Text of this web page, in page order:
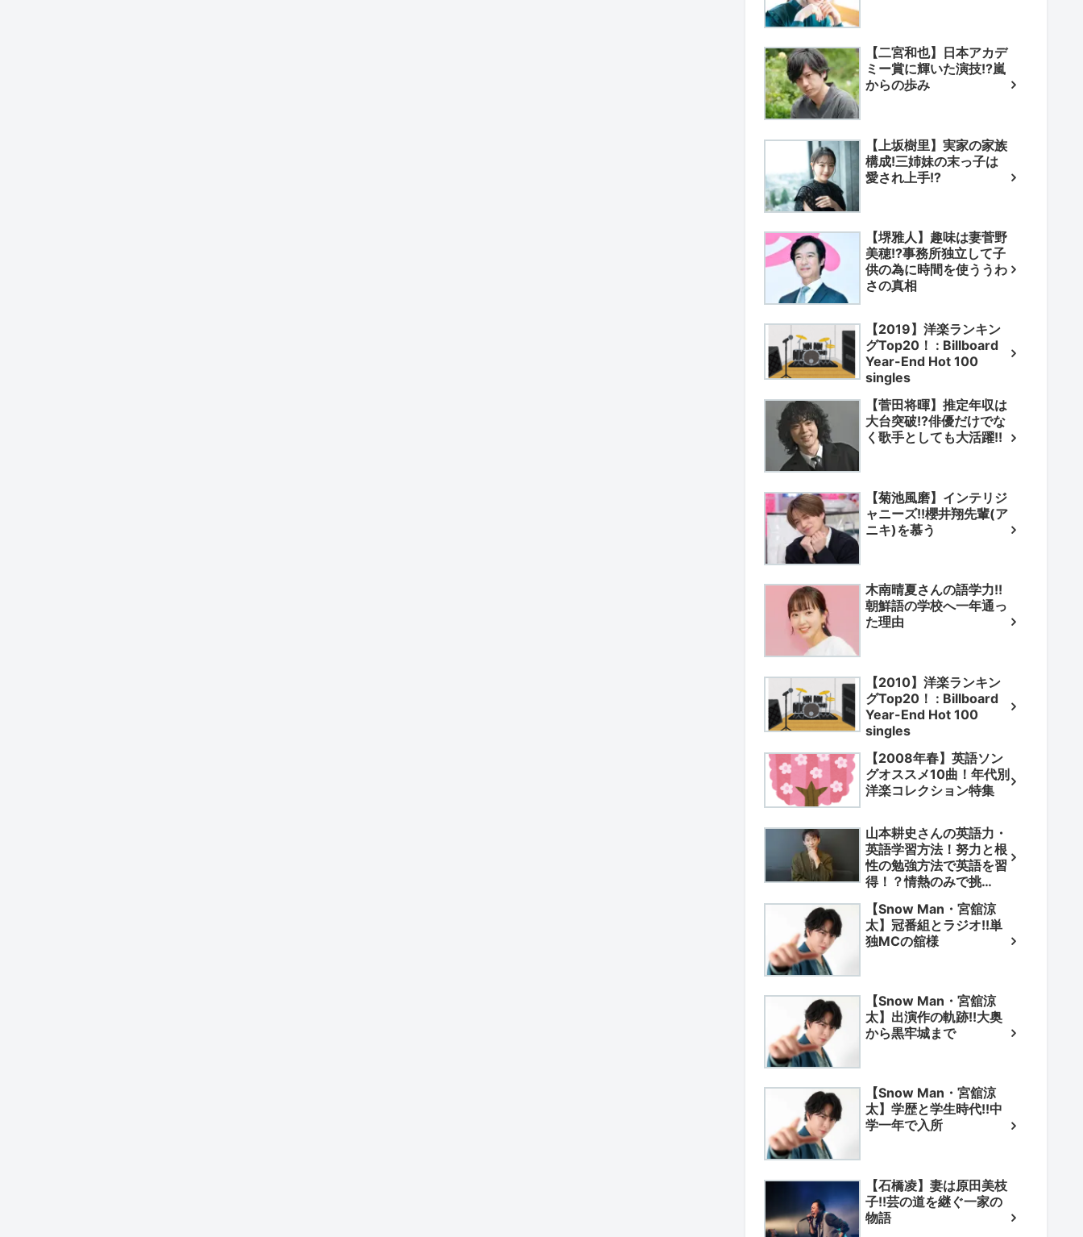
【二宮和也】日本アカデ
ミー賞に輝いた演技!?嵐
からの歩み
【上坂樹里】実家の家族
構成!三姉妹の末っ子は
愛され上手!?
【堺雅人】趣味は妻菅野
美穂!?事務所独立して子
供の為に時間を使ううわ
さの真相
【2019】洋楽ランキン
グTop20！ : Billboard
Year-End Hot 100
singles
【菅田将暉】推定年収は
大台突破!?俳優だけでな
く歌手としても大活躍!!
【菊池風磨】インテリジ
ャニーズ!!櫻井翔先輩(ア
ニキ)を慕う
木南晴夏さんの語学力!!
朝鮮語の学校へ一年通っ
た理由
【2010】洋楽ランキン
グTop20！ : Billboard
Year-End Hot 100
singles
【2008年春】英語ソン
グオススメ10曲！年代別
洋楽コレクション特集
山本耕史さんの英語力・
英語学習方法！努力と根
性の勉強方法で英語を習
得！？情熱のみで挑
【Snow Man・宮舘涼
太】冠番組とラジオ!!単
独MCの舘様
【Snow Man・宮舘涼
太】出演作の軌跡!!大奥
から黒牢城まで
【Snow Man・宮舘涼
太】学歴と学生時代!!中
学一年で入所
【石橋凌】妻は原田美枝
子!!芸の道を継ぐ一家の
物語